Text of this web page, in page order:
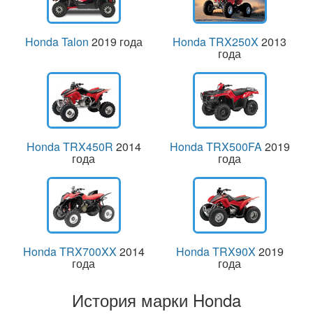
Honda Talon 2019 года Honda TRX250X 2013
года
Honda TRX450R 2014
года
Honda TRX500FA2019
года
Honda TRX700XX 2014
года
Honda TRX90X 2019
года
История марки Honda